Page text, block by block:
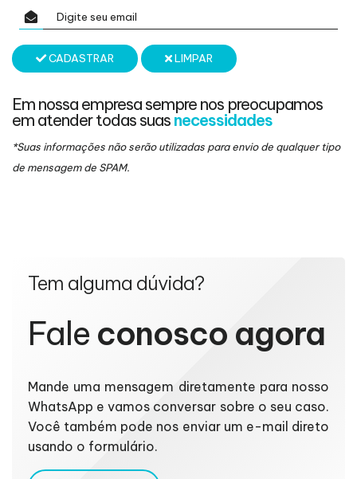
CADASTRAR LIMPAR
Em nossa empresa sempre nos preocupamos
em atender todas suas necessidades
*Suas informações não serão utilizadas para envio de qualquer tipo
de mensagem de SPAM.
Tem alguma dúvida?
Fale conosco agora
Mande uma mensagem diretamente para nosso
WhatsApp e vamos conversar sobre o seu caso.
Você também pode nos enviar um e-mail direto
usando o formulário.